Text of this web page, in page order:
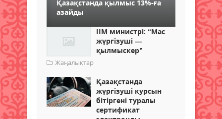
Қазақстанда қылмыс 13%-ға
азайды
ІІМ министрі: “Мас
жүргізуші —
қылмыскер”
Жаңалықтар
Қазақстанда
жүргізуші курсын
бітіргені туралы
сертификат